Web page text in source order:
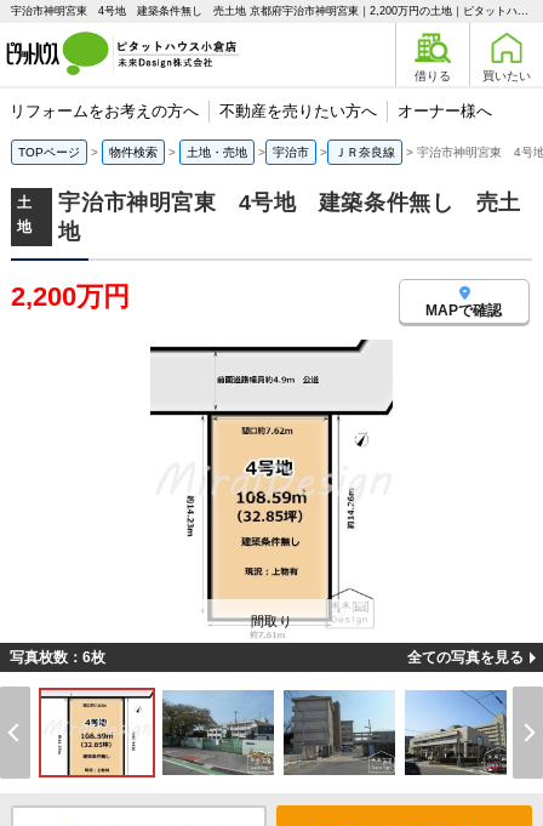
宇治市神明宮東 4号地 建築条件無し 売土地 京都府宇治市神明宮東｜2,200万円の土地｜ピタットハウス小倉店 未来Design株式会社
借りる 買いたい
リフォームをお考えの方へ 不動産を売りたい方へ オーナー様へ
TOPページ 物件検索 土地・売地 宇治市 ＪＲ奈良線 宇治市神明宮東 4号
土
地
宇治市神明宮東 4号地 建築条件無し 売土
地
2,200万円 MAPで確認
間取り
写真枚数：6枚 全ての写真を見る